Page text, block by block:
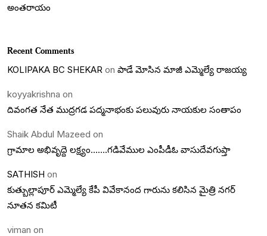
అంతరాయం
Recent Comments
KOLIPAKA BC SHEKAR on పాడే మోసిన మాజీ ఎమ్మెల్యే రాజయ్య
koyyakrishna on
దివంగత నేత ముద్రగడ పద్మనాభంకు పలువురు నాయకుల సంతాపం
Shaik Abdul Mazeed on
గ్రామాల అభివృద్దె లక్ష్యం…….గడివేముల ఎంపీడీఓ వాసుదేవగుప్తా
SATHISH on
కుత్బుల్లాపూర్ ఎమ్మెల్యే కేపీ వివేకానంద గారును కలిసిన మైత్రి నగర్
నూతన కమిటీ
viman on